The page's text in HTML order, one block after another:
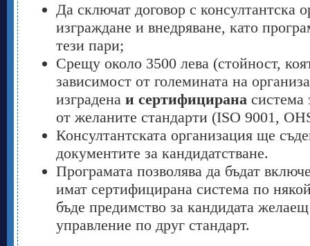
Да сключат договор с консултантска
изграждане и внедряване, като
тези пари;
Срещу около 3500 лева (стойност,
зависимост от големината на
изградена и сертифицирана система
от желаните стандарти (ISO 9001,
Консултантската организация ще
документите за кандидатстване.
Програмата позволява да бъдат
имат сертифицирана система по
бъде предимство за кандидата
управление по друг стандарт.